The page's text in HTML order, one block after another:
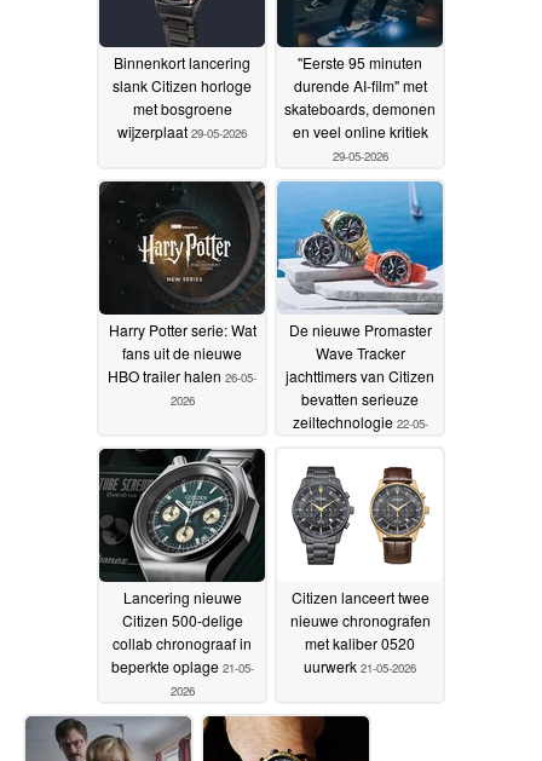
Binnenkort lancering
slank Citizen horloge
met bosgroene
wijzerplaat 29-05-2026
"Eerste 95 minuten
durende AI-film" met
skateboards, demonen
en veel online kritiek
29-05-2026
Harry Potter serie: Wat
fans uit de nieuwe
HBO trailer halen 26-05-
2026
De nieuwe Promaster
Wave Tracker
jachttimers van Citizen
bevatten serieuze
zeiltechnologie 22-05-
Lancering nieuwe
Citizen 500-delige
collab chronograaf in
beperkte oplage 21-05-
2026
Citizen lanceert twee
nieuwe chronografen
met kaliber 0520
uurwerk 21-05-2026